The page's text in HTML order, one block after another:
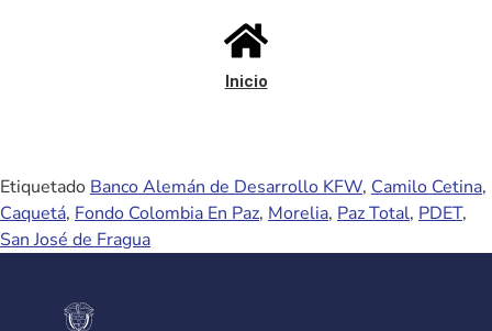
Inicio
Etiquetado Banco Alemán de Desarrollo KFW, Camilo Cetina,
Caquetá, Fondo Colombia En Paz, Morelia, Paz Total, PDET,
San José de Fragua